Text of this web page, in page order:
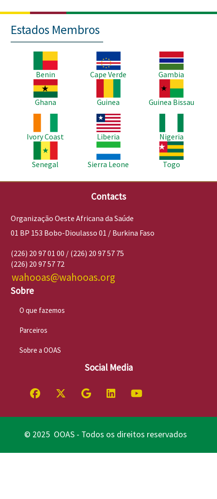
Estados Membros
Benin
Imagem
Cape Verde
Imagem
Gambia
Imagem
Ghana
Guinea
Imagem
Guinea Bissau
Ivory Coast
Imagem
Liberia
Nigeria
Imagem
Senegal
Imagem
Sierra Leone
Imagem
Togo
Contacts
Organização Oeste Africana da Saúde
01 BP 153 Bobo-Dioulasso 01 / Burkina Faso
(226) 20 97 01 00 / (226) 20 97 57 75
(226) 20 97 57 72
wahooas@wahooas.org
Sobre
O que fazemos
Parceiros
Sobre a OOAS
Social Media
© 2025 OOAS - Todos os direitos reservados